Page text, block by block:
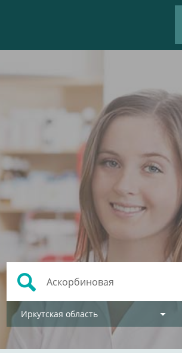
Иркутская область